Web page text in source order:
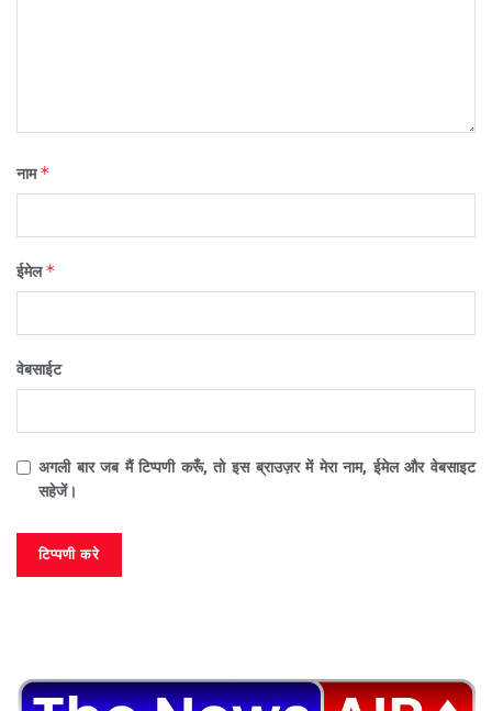
नाम*
ईमेल*
वेबसाईट
अगली बार जब मैं टिप्पणी करूँ, तो इस ब्राउज़र में मेरा नाम, ईमेल और वेबसाइट
सहेजें।